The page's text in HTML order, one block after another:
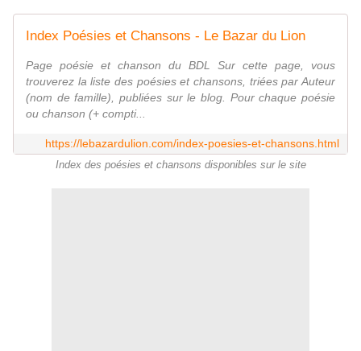
Index Poésies et Chansons - Le Bazar du Lion
Page poésie et chanson du BDL Sur cette page, vous
trouverez la liste des poésies et chansons, triées par Auteur
(nom de famille), publiées sur le blog. Pour chaque poésie
ou chanson (+ compti...
https://lebazardulion.com/index-poesies-et-chansons.html
Index des poésies et chansons disponibles sur le site